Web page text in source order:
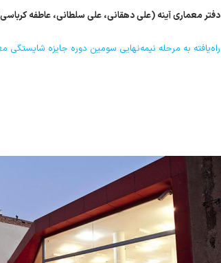
دفتر معماری آینه (علی دهقانی، علی سلطانی، عاطفه
راه‌یافته به مرحله نیمه‌نهایی سومین دوره جایزه شایستگی معمار